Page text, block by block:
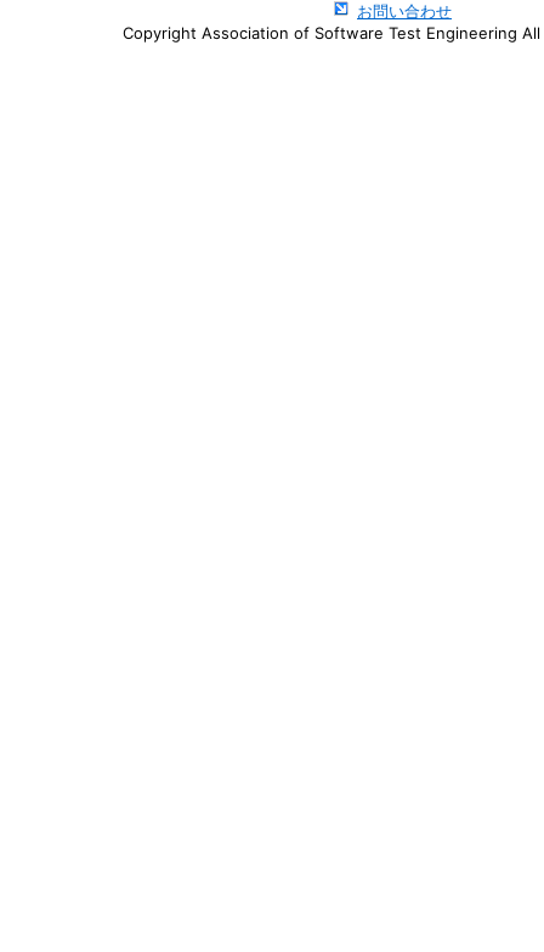
お問い合わせ
Copyright Association of Software Test Engineering